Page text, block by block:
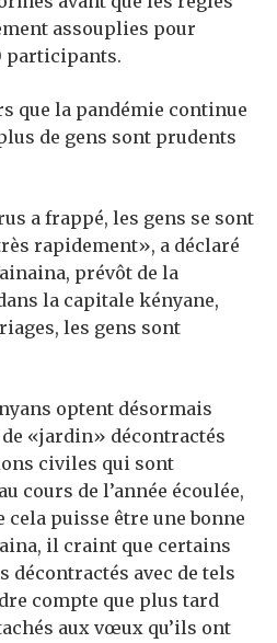
assouplies pour
participants.
que la pandémie continue
de gens sont prudents
a frappé, les gens se sont
rapidement», a déclaré
prévôt de la
la capitale kényane,
les gens sont
optent désormais
«jardin» décontractés
civiles qui sont
cours de l’année écoulée,
cela puisse être une bonne
il craint que certains
décontractés avec de tels
compte que plus tard
aux vœux qu’ils ont